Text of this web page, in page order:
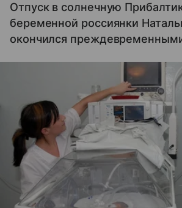
Отпуск в солнечную
беременной россиянки
окончился